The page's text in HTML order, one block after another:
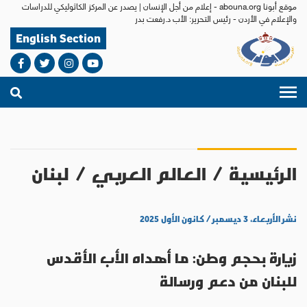
موقع أبونا abouna.org - إعلام من أجل الإنسان | يصدر عن المركز الكاثوليكي للدراسات
والإعلام في الأردن - رئيس التحرير: الأب د.رفعت بدر
English Section
الرئيسية / العالم العربي / لبنان
نشر الأربعاء، ٣ ديسمبر / كانون الأول ٢٠٢٥
زيارة بحجم وطن: ما أهداه الأب الأقدس
للبنان من دعم ورسالة